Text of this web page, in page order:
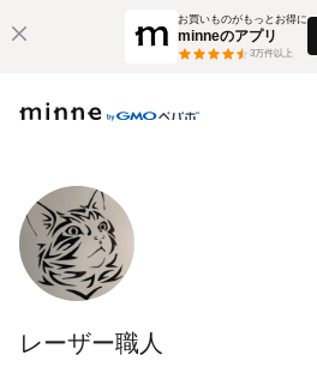
お買いものがもっとお得に
minneのアプリ
3万件以上
レーザー職人